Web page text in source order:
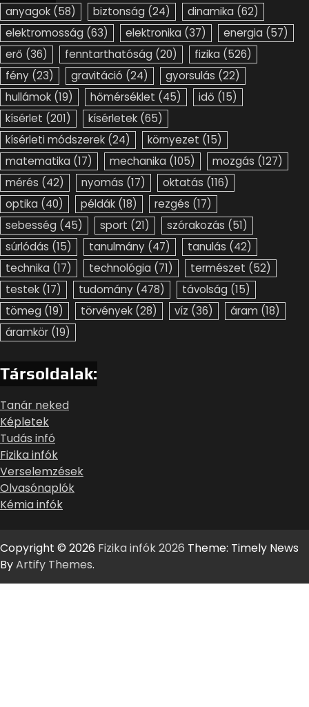
anyagok (58) biztonság (24) dinamika (62)
elektromosság (63) elektronika (37) energia (57)
erő (36) fenntarthatóság (20) fizika (526)
fény (23) gravitáció (24) gyorsulás (22)
hullámok (19) hőmérséklet (45) idő (15)
kísérlet (201) kísérletek (65)
kísérleti módszerek (24) környezet (15)
matematika (17) mechanika (105) mozgás (127)
mérés (42) nyomás (17) oktatás (116)
optika (40) példák (18) rezgés (17)
sebesség (45) sport (21) szórakozás (51)
súrlódás (15) tanulmány (47) tanulás (42)
technika (17) technológia (71) természet (52)
testek (17) tudomány (478) távolság (15)
tömeg (19) törvények (28) víz (36) áram (18)
áramkör (19)
Társoldalak:
Tanár neked
Képletek
Tudás infó
Fizika infók
Verselemzések
Olvasónaplók
Kémia infók
Copyright © 2026 Fizika infók 2026 Theme: Timely News
ByArtify Themes.